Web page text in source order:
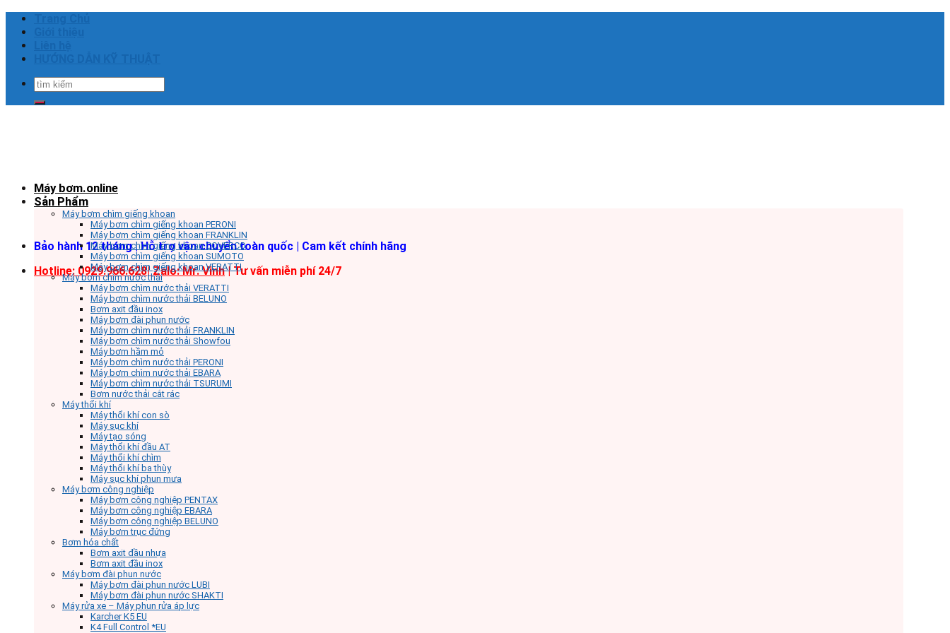
Skip
content
Tìm
Bảo hành 12 tháng | Hỗ trợ vận chuyển toàn quốc | Cam kết chính hãng
Hotline: 0929.966.628|Zalo: Mr. Vinh| Tư vấn miễn phí 24/7
Máy bơm.online
Sản Phẩm
Máy bơm chìm giếng khoan
Máy bơm chìm giếng khoan PERONI
Máy bơm chìm giếng khoan FRANKLIN
Máy bơm chìm giếng khoan COVERCO
Máy bơm chìm giếng khoan SUMOTO
Máy bơm chìm giếng khoan VERATTI
Máy bơm chìm nước thải
Máy bơm chìm nước thải VERATTI
Máy bơm chìm nước thải BELUNO
Bơm axit đầu inox
Máy bơm đài phun nước
Máy bơm chìm nước thải FRANKLIN
Máy bơm chìm nước thải Showfou
Máy bơm hầm mỏ
Máy bơm chìm nước thải PERONI
Máy bơm chìm nước thải EBARA
Máy bơm chìm nước thải TSURUMI
Bơm nước thải cắt rác
Máy thổi khí
Máy thổi khí con sò
Máy sục khí
Máy tạo sóng
Máy thổi khí đầu AT
Máy thổi khí chìm
Máy thổi khí ba thùy
Máy sục khí phun mưa
Máy bơm công nghiệp
Máy bơm công nghiệp PENTAX
Máy bơm công nghiệp EBARA
Máy bơm công nghiệp BELUNO
Máy bơm trục đứng
Bơm hóa chất
Bơm axit đầu nhựa
Bơm axit đầu inox
Máy bơm đài phun nước
Máy bơm đài phun nước LUBI
Máy bơm đài phun nước SHAKTI
Máy rửa xe – Máy phun rửa áp lực
Karcher K5 EU
K4 Full Control *EU